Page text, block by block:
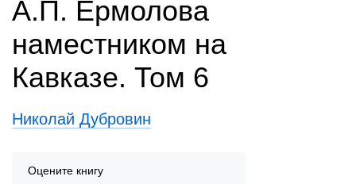
А.П. Ермолова
наместником на
Кавказе. Том 6
Николай Дубровин
Оцените книгу